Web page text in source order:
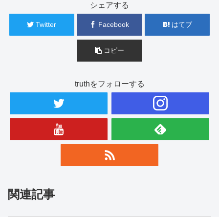
シェアする
Twitter Facebook はてブ
コピー
truthをフォローする
関連記事